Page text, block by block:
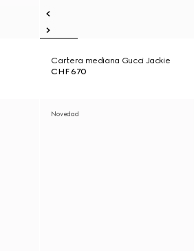
Cartera mediana Gucci Jackie
CHF 670
Novedad